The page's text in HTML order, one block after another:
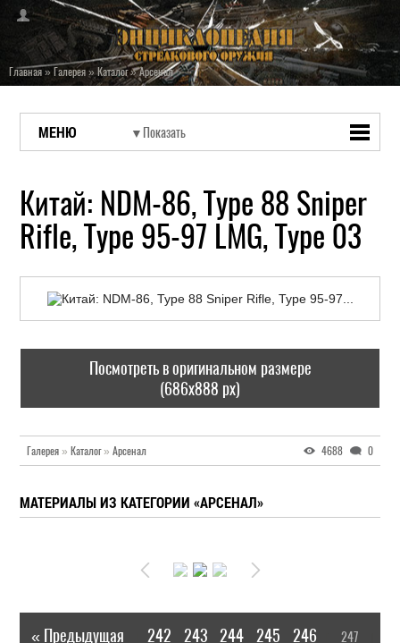
Главная»Галерея»Каталог»Арсенал
МЕНЮ
Китай: NDM-86, Type 88 Sniper
Rifle, Type 95-97 LMG, Type 03
Посмотреть в оригинальном размере
(686x888 px)
Галерея » Каталог» Арсенал 4688 0
МАТЕРИАЛЫ ИЗ КАТЕГОРИИ «АРСЕНАЛ»
« Предыдущая 242 243 244 245 246 247